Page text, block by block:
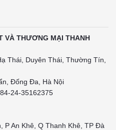
VÀ THƯƠNG MẠI THANH
Thái, Duyên Thái, Thường Tín,
Đống Đa, Hà Nội
24-35162375
P An Khê, Q Thanh Khê, TP Đà